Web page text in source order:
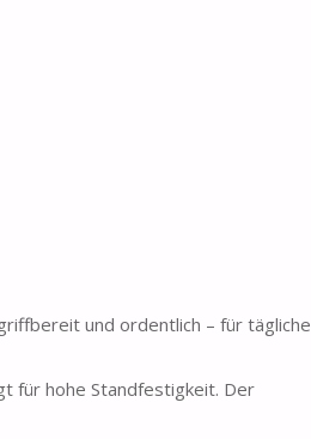
und ordentlich – für tägliche
für hohe Standfestigkeit. Der